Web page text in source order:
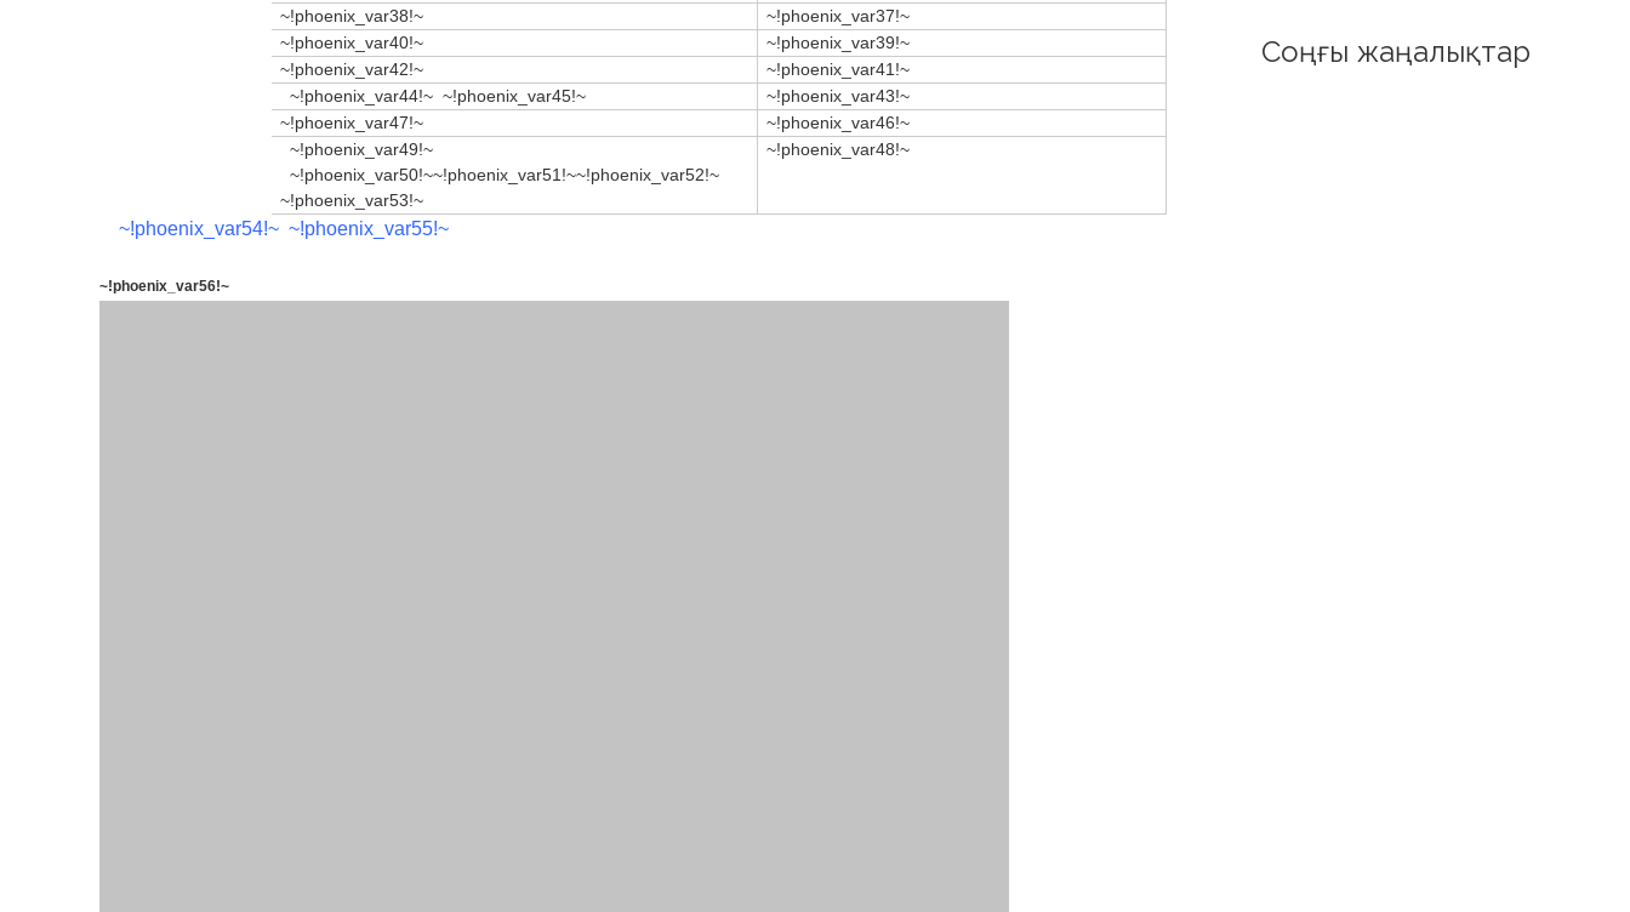
~!phoenix_var37!~
~!phoenix_var38!~
~!phoenix_var39!~
~!phoenix_var40!~
~!phoenix_var41!~
~!phoenix_var42!~
~!phoenix_var43!~
~!phoenix_var44!~ ~!phoenix_var45!~
~!phoenix_var46!~
~!phoenix_var47!~
~!phoenix_var48!~
~!phoenix_var49!~
~!phoenix_var50!~
~!phoenix_var51!~~!phoenix_var52!~
~!phoenix_var53!~
~!phoenix_var54!~ ~!phoenix_var55!~
~!phoenix_var56!~
Соңғы жаңалықтар